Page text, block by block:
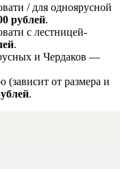
/ для одноярусной
рублей.
с лестницей-
.
и Чердаков —
(зависит от размера и
.